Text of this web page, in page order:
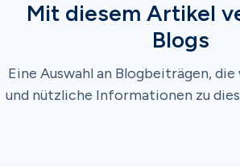
Mit diesem Artikel
Blogs
Eine Auswahl an Blogbeiträgen,
und nützliche Informationen zu